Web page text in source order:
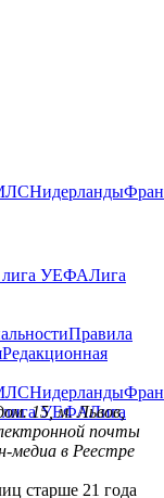
Нидерланды
УЕФАЛига
Правила
Редакционная
Нидерланды
УЕФАЛига
15, м. Львов,
почты
медиа в Реестре
старше 21 года